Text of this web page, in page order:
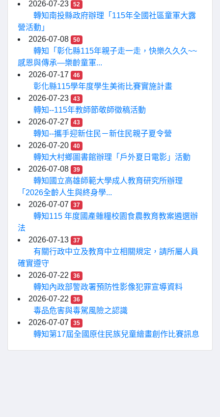
2026-07-23
52
轉知南投縣政府辦理「115年全國社區童軍大露
營活動」
2026-07-08
50
轉知「彰化縣115年親子走一走，快樂久久久~~
感恩與傳承—樂齡童軍...
2026-07-17
46
彰化縣115學年度學生美術比賽實施計畫
2026-07-23
43
轉知--115年教師節敬師徵稿活動
2026-07-27
43
轉知--攜手迎新住民－新住民親子夏令營
2026-07-20
40
轉知大村鄉圖書館辦理「戶外夏日電影」活動
2026-07-08
39
轉知國立高雄師範大學成人教育研究所辦理
「2026全齡人生與終身學...
2026-07-07
37
轉知115 年度國產雜糧校園食農教育教案遴選辦
法
2026-07-13
37
有關行政中立及教育中立相關規定，請所屬人員
確實遵守
2026-07-22
36
轉知內政部警政署預防性影像犯罪宣導資料
2026-07-22
36
毒品危害與毒駕風險之認識
2026-07-07
35
轉知第17屆全國原住民族兒童繪畫創作比賽訊息